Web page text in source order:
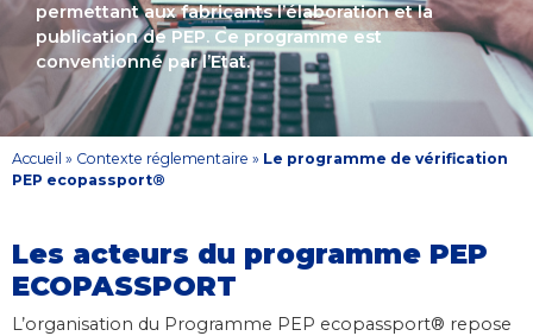
permettant aux fabricants l’élaboration et la
publication de PEP. Ce programme est
conventionné par l’Etat.
Accueil » Contexte réglementaire » Le programme de vérification
PEP ecopassport®
Les acteurs du programme PEP
ECOPASSPORT
L’organisation du Programme PEP ecopassport® repose